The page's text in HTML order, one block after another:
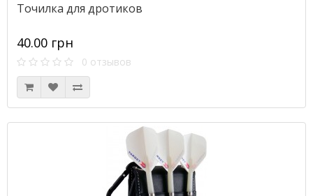
Точилка для дротиков
40.00 грн
0 отзывов